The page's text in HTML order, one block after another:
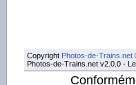
Copyright Photos-de-Trains.net
Photos-de-Trains.net v2.0.0 -